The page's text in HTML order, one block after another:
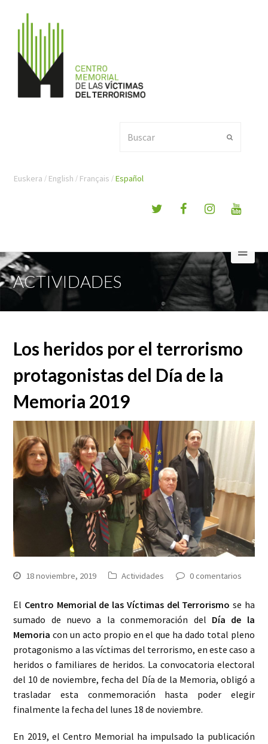
Enviar
Euskera English Français Español
ACTIVIDADES
Los heridos por el terrorismo
protagonistas del Día de la
Memoria 2019
18 noviembre, 2019 Actividades 0 comentarios
El Centro Memorial de las Víctimas del Terrorismo se ha
sumado de nuevo a la conmemoración del Día de la
Memoria con un acto propio en el que ha dado total pleno
protagonismo a las víctimas del terrorismo, en este caso a
heridos o familiares de heridos. La convocatoria electoral
del 10 de noviembre, fecha del Día de la Memoria, obligó a
trasladar esta conmemoración hasta poder elegir
finalmente la fecha del lunes 18 de noviembre.
En 2019, el Centro Memorial ha impulsado la publicación